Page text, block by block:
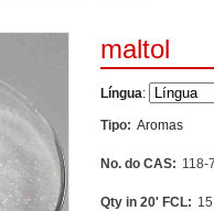
maltol
Língua:
Tipo: Aromas
No. do CAS: 118-
Qty in 20' FCL: